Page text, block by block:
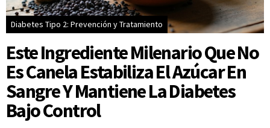
Diabetes Tipo 2: Prevención y Tratamiento
Este Ingrediente Milenario Que No
Es Canela Estabiliza El Azúcar En
Sangre Y Mantiene La Diabetes
Bajo Control